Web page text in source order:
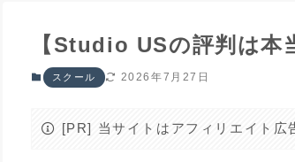
【Studio USの評判は本
スクール 2026年7月27日
[PR] 当サイトはアフィリエイト広